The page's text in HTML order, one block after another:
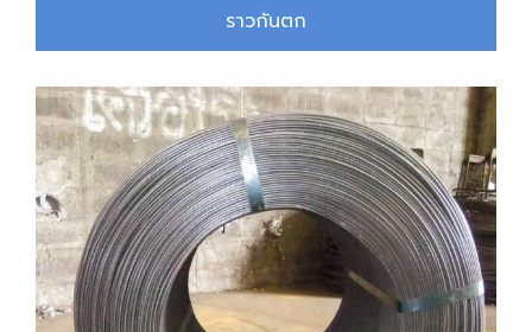
ราวกันตก